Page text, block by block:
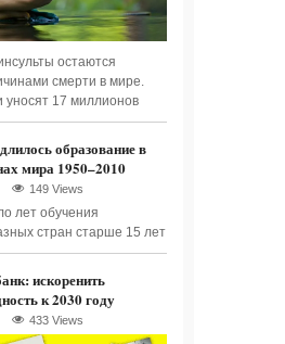
остаются
смерти в мире.
уносят 17 миллионов
образование в
мира 1950–2010
149 Views
лет обучения
стран старше 15 лет
искоренить
к 2030 году
433 Views